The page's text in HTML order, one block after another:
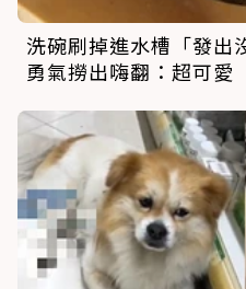
洗碗刷掉進水槽「發出
勇氣撈出嗨翻：超可愛